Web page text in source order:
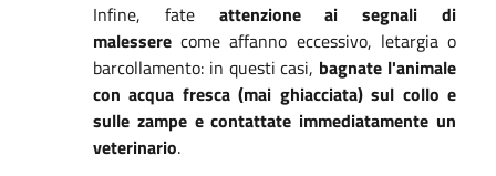
Infine, fate attenzione ai segnali di
malessere come affanno eccessivo, letargia o
barcollamento: in questi casi, bagnate l'animale
con acqua fresca (mai ghiacciata) sul collo e
sulle zampe e contattate immediatamente un
veterinario.